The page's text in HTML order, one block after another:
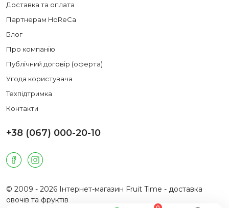
Доставка та оплата
Партнерам HoReCa
Блог
Про компанію
Публічний договір (оферта)
Угода користувача
Техпідтримка
Контакти
+38 (067) 000-20-10
© 2009 - 2026 Інтернет-магазин Fruit Time - доставка
овочів та фруктів